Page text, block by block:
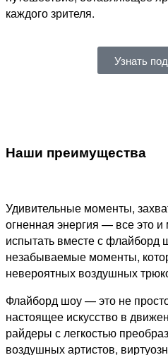
каждого зрителя.
Узнать
Наши преимущества
Удивительные моменты,
огненная энергия — все это
испытать вместе с
незабываемые моменты,
невероятных воздушных
Флайборд шоу — это не
настоящее искусство в
райдеры с легкостью
воздушных артистов,